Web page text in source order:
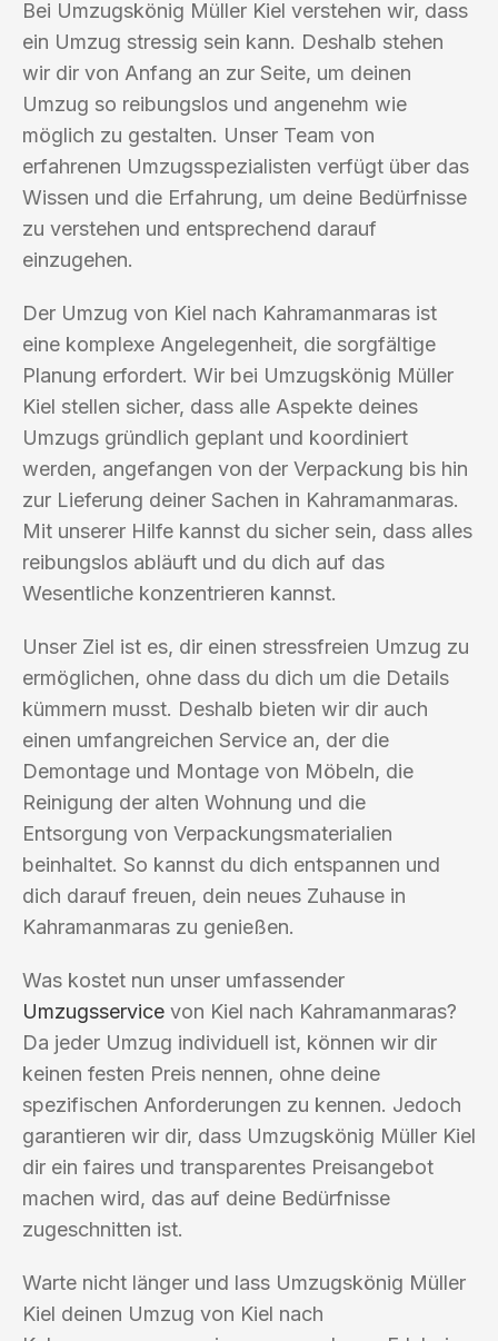
Bei Umzugskönig Müller Kiel verstehen wir, dass
ein Umzug stressig sein kann. Deshalb stehen
wir dir von Anfang an zur Seite, um deinen
Umzug so reibungslos und angenehm wie
möglich zu gestalten. Unser Team von
erfahrenen Umzugsspezialisten verfügt über das
Wissen und die Erfahrung, um deine Bedürfnisse
zu verstehen und entsprechend darauf
einzugehen.
Der Umzug von Kiel nach Kahramanmaras ist
eine komplexe Angelegenheit, die sorgfältige
Planung erfordert. Wir bei Umzugskönig Müller
Kiel stellen sicher, dass alle Aspekte deines
Umzugs gründlich geplant und koordiniert
werden, angefangen von der Verpackung bis hin
zur Lieferung deiner Sachen in Kahramanmaras.
Mit unserer Hilfe kannst du sicher sein, dass alles
reibungslos abläuft und du dich auf das
Wesentliche konzentrieren kannst.
Unser Ziel ist es, dir einen stressfreien Umzug zu
ermöglichen, ohne dass du dich um die Details
kümmern musst. Deshalb bieten wir dir auch
einen umfangreichen Service an, der die
Demontage und Montage von Möbeln, die
Reinigung der alten Wohnung und die
Entsorgung von Verpackungsmaterialien
beinhaltet. So kannst du dich entspannen und
dich darauf freuen, dein neues Zuhause in
Kahramanmaras zu genießen.
Was kostet nun unser umfassender
Umzugsservice von Kiel nach Kahramanmaras?
Da jeder Umzug individuell ist, können wir dir
keinen festen Preis nennen, ohne deine
spezifischen Anforderungen zu kennen. Jedoch
garantieren wir dir, dass Umzugskönig Müller Kiel
dir ein faires und transparentes Preisangebot
machen wird, das auf deine Bedürfnisse
zugeschnitten ist.
Warte nicht länger und lass Umzugskönig Müller
Kiel deinen Umzug von Kiel nach